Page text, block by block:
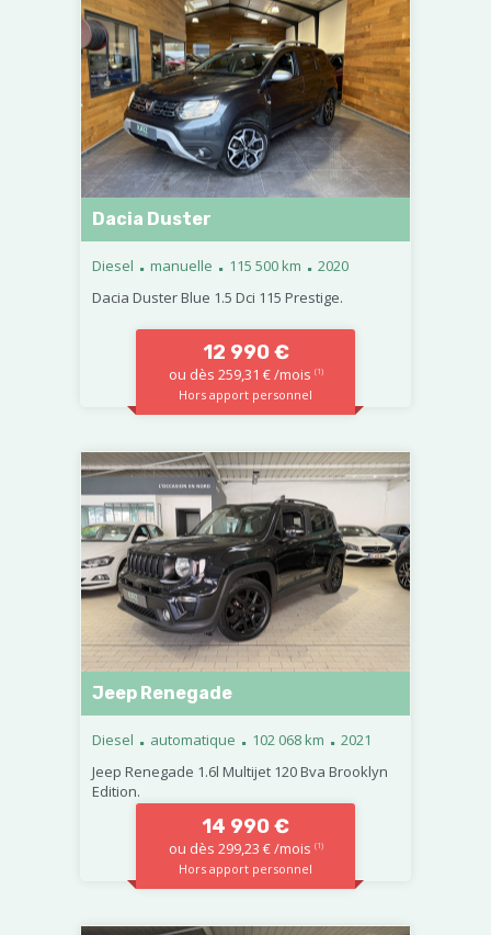
Dacia Duster
Diesel . manuelle . 115 500 km . 2020
Dacia Duster Blue 1.5 Dci 115 Prestige.
12 990 €
ou dès 259,31 € /mois (1)
Hors apport personnel
Jeep Renegade
Diesel . automatique . 102 068 km . 2021
Jeep Renegade 1.6l Multijet 120 Bva Brooklyn
Edition.
14 990 €
ou dès 299,23 € /mois (1)
Hors apport personnel